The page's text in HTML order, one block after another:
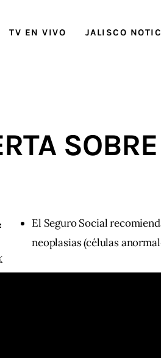
TV EN VIVO JALISCO
El Seguro Social
neoplasias (células